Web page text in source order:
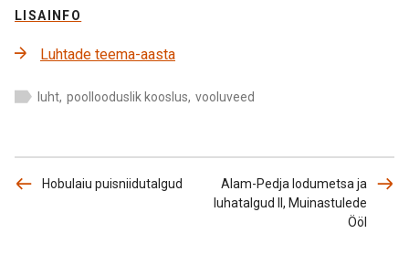
LISAINFO
Luhtade teema-aasta
luht, poollooduslik kooslus, vooluveed
Hobulaiu puisniidutalgud
Alam-Pedja lodumetsa ja
luhatalgud II, Muinastulede
Ööl